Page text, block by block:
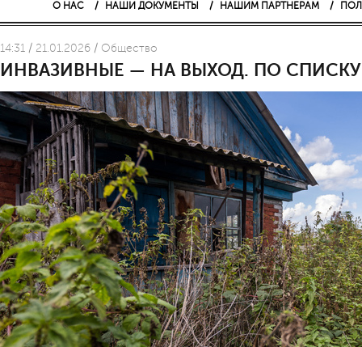
О НАС НАШИ ДОКУМЕНТЫ НАШИМ ПАРТНЕРАМ
14:31 / 21.01.2026 / Общество
ИНВАЗИВНЫЕ — НА ВЫХОД. ПО СПИСКУ